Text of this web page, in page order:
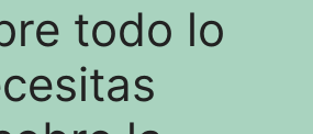
todo lo